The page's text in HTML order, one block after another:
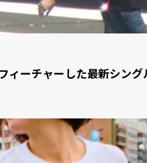
ィーチャーした最新シン